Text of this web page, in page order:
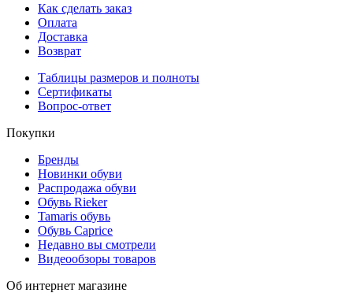
Как сделать заказ
Оплата
Доставка
Возврат
Таблицы размеров и полноты
Сертификаты
Вопрос-ответ
Покупки
Бренды
Новинки обуви
Распродажа обуви
Обувь Rieker
Tamaris обувь
Обувь Caprice
Недавно вы смотрели
Видеообзоры товаров
Об интернет магазине